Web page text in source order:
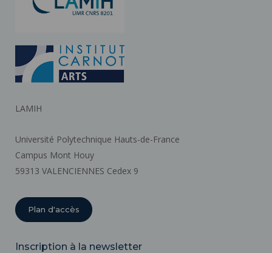
LAMIH
Université Polytechnique Hauts-de-France
Campus Mont Houy
59313 VALENCIENNES Cedex 9
Plan d'accès
Inscription à la newsletter